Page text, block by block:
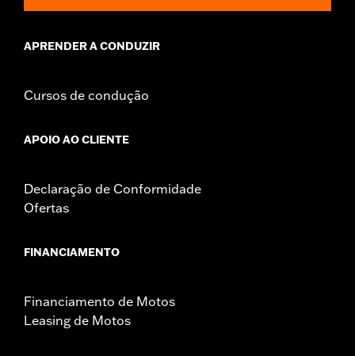
APRENDER A CONDUZIR
Cursos de condução
APOIO AO CLIENTE
Declaração de Conformidade
Ofertas
FINANCIAMENTO
Financiamento de Motos
Leasing de Motos